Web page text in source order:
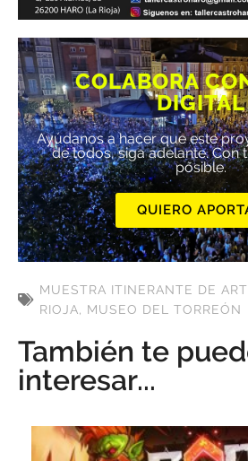
COLABORA
DIGITAL
Ayúdanos a hacer que este
de todos, siga adelante. Con
posible.
QUIERO
MUESTRA ITINERANTE DE
RIOJA, MUSEO DEL TORREÓN
También te
interesar...